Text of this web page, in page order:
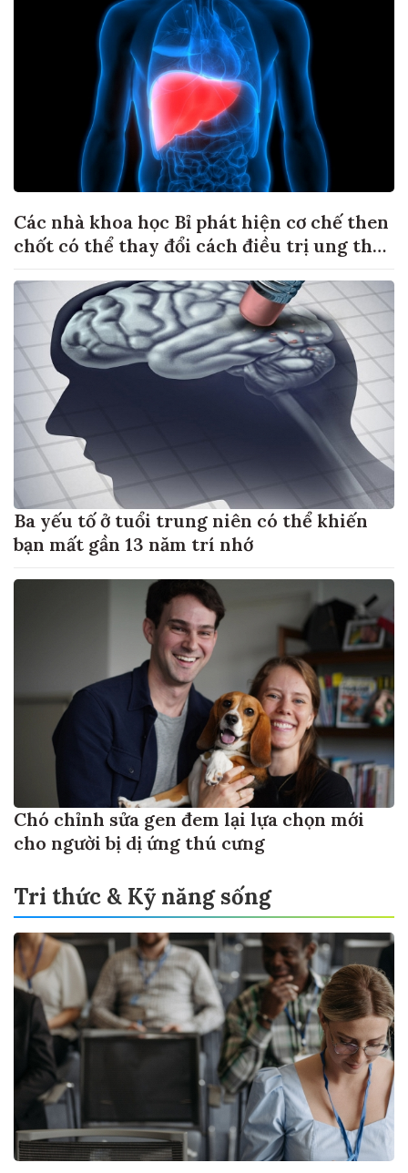
Các nhà khoa học Bỉ phát hiện cơ chế then
chốt có thể thay đổi cách điều trị ung thư
Ba yếu tố ở tuổi trung niên có thể khiến
bạn mất gần 13 năm trí nhớ
Chó chỉnh sửa gen đem lại lựa chọn mới
cho người bị dị ứng thú cưng
Tri thức & Kỹ năng sống